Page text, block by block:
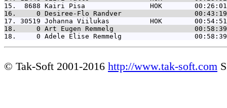
15.  8688 Kairi Pisa                HOK        00:26:01
16.     0 Desiree-Flo Randver                  00:43:19
17. 30519 Johanna Viilukas          HOK        00:54:51
18.     0 Art Eugen Remmelg                    00:58:39
18.     0 Adele Elise Remmelg                  00:58:39
© Tak-Soft 2001-2016 http://www.tak-soft.com